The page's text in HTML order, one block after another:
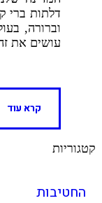
דלתות ברי
וברורה,
עושים את
קרא עוד
קטגוריות
החטיבות